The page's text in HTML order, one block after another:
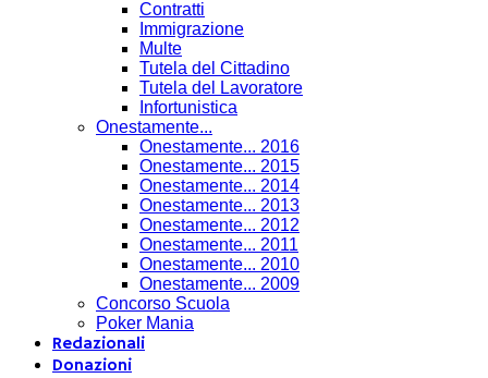
Contratti
Immigrazione
Multe
Tutela del Cittadino
Tutela del Lavoratore
Infortunistica
Onestamente...
Onestamente... 2016
Onestamente... 2015
Onestamente... 2014
Onestamente... 2013
Onestamente... 2012
Onestamente... 2011
Onestamente... 2010
Onestamente... 2009
Concorso Scuola
Poker Mania
Redazionali
Donazioni